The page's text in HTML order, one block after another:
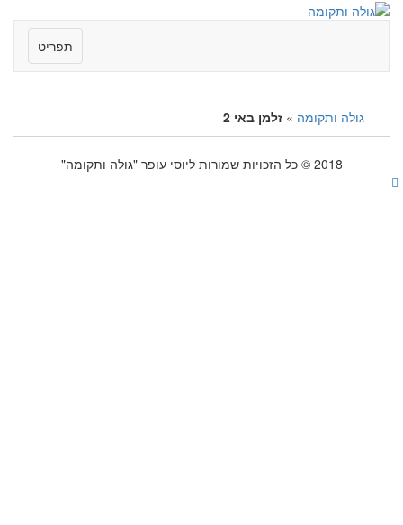
תפריט
גולה ותקומה » זלמן באי 2
2018 © כל הזכויות שמורות ליוסי עופר "גולה ותקומה"